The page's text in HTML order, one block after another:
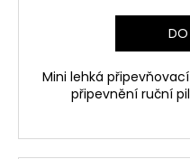
DO
Mini lehká
připevnění ruční